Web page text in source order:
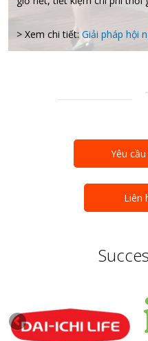
> Xem chi tiết: Giải pháp hội
Yêu
Liên